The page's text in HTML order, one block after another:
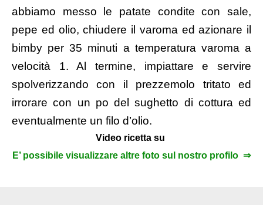
abbiamo messo le patate condite con sale,
pepe ed olio, chiudere il varoma ed azionare il
bimby per 35 minuti a temperatura varoma a
velocità 1. Al termine, impiattare e servire
spolverizzando con il prezzemolo tritato ed
irrorare con un po del sughetto di cottura ed
eventualmente un filo d’olio.
Video ricetta su
E’ possibile visualizzare altre foto sul nostro profilo ⇒